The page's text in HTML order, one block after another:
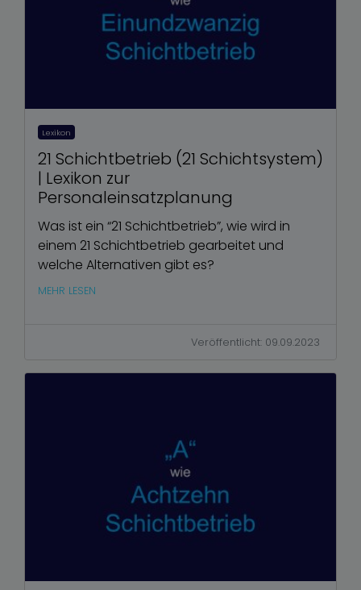
Lexikon
21 Schichtbetrieb (21 Schichtsystem)
| Lexikon zur
Personaleinsatzplanung
Was ist ein “21 Schichtbetrieb”, wie wird in
einem 21 Schichtbetrieb gearbeitet und
welche Alternativen gibt es?
MEHR LESEN
Veröffentlicht: 09.09.2023